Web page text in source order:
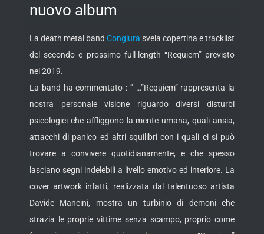
nuovo album
La death metal band Congiura svela copertina e tracklist
del secondo e prossimo full-length “Requiem” previsto
nel 2019.
La band ha commentato : ” …”Requiem” rappresenta la
nostra personale visione riguardo diversi disturbi
psicologici che affliggono la mente umana, quali ansia,
attacchi di panico ed altri squilibri con i quali ci si può
trovare a convivere quotidianamente, e che spesso
lasciano segni indelebili a livello emotivo ed interiore. La
cover artwork infatti, realizzata dal talentuoso artista
Davide Mancini, mostra un turbinio di demoni che
strazia le proprie vittime senza scampo, proprio come